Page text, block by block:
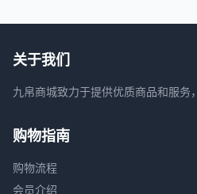
关于我们
九帛商城致力于提供优质商品和服务
购物指南
购物流程
会员介绍